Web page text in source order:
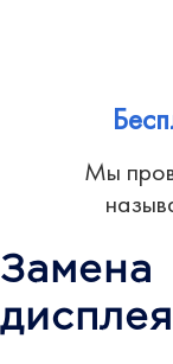
Замена
дисплея
Мы